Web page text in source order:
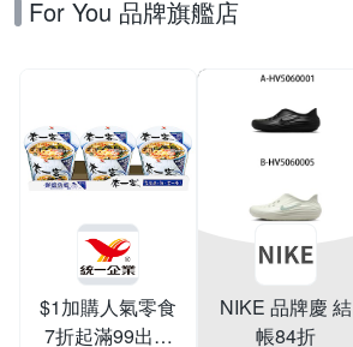
For You 品牌旗艦店
$1加購人氣零食
7折起滿99出貨
NIKE 品牌慶 結
帳84折